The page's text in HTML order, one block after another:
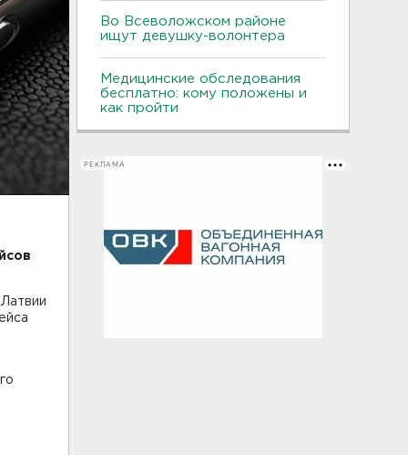
Во Всеволожском районе
ищут девушку-волонтера
Медицинские обследования
бесплатно: кому положены и
как пройти
РЕКЛАМА